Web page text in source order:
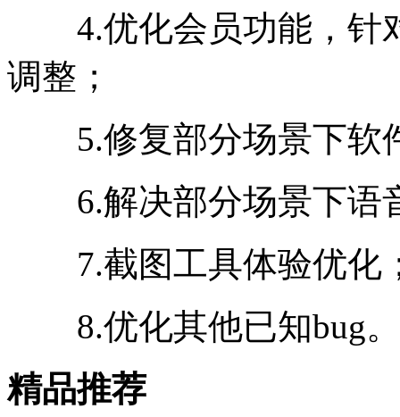
4.优化会员功能，针
调整；
5.修复部分场景下软
6.解决部分场景下语
7.截图工具体验优化
8.优化其他已知bug。
精品推荐